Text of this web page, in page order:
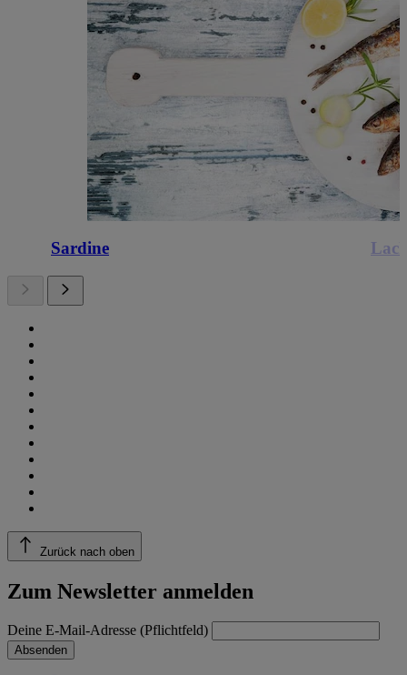
Sardine
Zurück nach oben
Zum Newsletter anmelden
Deine E-Mail-Adresse (Pflichtfeld)
Absenden